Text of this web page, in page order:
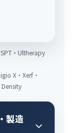
・Ultherapy
X・Xerf・
製造